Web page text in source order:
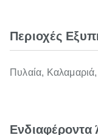
Περιοχές
Πυλαία,